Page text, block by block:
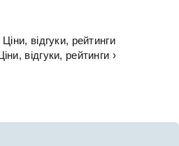
відгуки, рейтинги
відгуки, рейтинги ›